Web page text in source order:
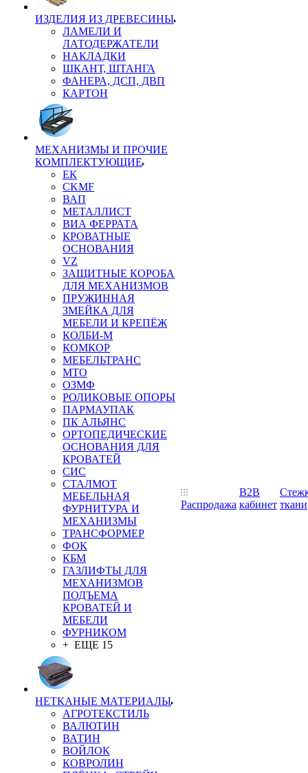
ИЗДЕЛИЯ ИЗ ДРЕВЕСИНЫ
ЛАМЕЛИ И
ЛАТОДЕРЖАТЕЛИ
НАКЛАДКИ
ШКАНТ, ШТАНГА
ФАНЕРА, ДСП, ДВП
КАРТОН
МЕХАНИЗМЫ И ПРОЧИЕ
КОМПЛЕКТУЮЩИЕ
ЕК
CKMF
ВАП
МЕТАЛЛИСТ
ВИА ФЕРРАТА
КРОВАТНЫЕ
ОСНОВАНИЯ
VZ
ЗАЩИТНЫЕ КОРОБА
ДЛЯ МЕХАНИЗМОВ
ПРУЖИННАЯ
ЗМЕЙКА ДЛЯ
МЕБЕЛИ И КРЕПЁЖ
КОЛБИ-М
КОМКОР
МЕБЕЛЬТРАНС
MTO
ОЗМФ
РОЛИКОВЫЕ ОПОРЫ
ПАРМАУПАК
ПК АЛЬЯНС
ОРТОПЕДИЧЕСКИЕ
ОСНОВАНИЯ ДЛЯ
КРОВАТЕЙ
СИС
СТАЛМОТ
МЕБЕЛЬНАЯ
ФУРНИТУРА И
МЕХАНИЗМЫ
ТРАНСФОРМЕР
ФОК
КБМ
ГАЗЛИФТЫ ДЛЯ
МЕХАНИЗМОВ
ПОДЪЕМА
КРОВАТЕЙ И
МЕБЕЛИ
ФУРНИКОМ
+ ЕЩЕ 15
НЕТКАНЫЕ МАТЕРИАЛЫ
АГРОТЕКСТИЛЬ
ВАЛЮТИН
ВАТИН
ВОЙЛОК
КОВРОЛИН
Распродажа
B2B
кабинет ткани